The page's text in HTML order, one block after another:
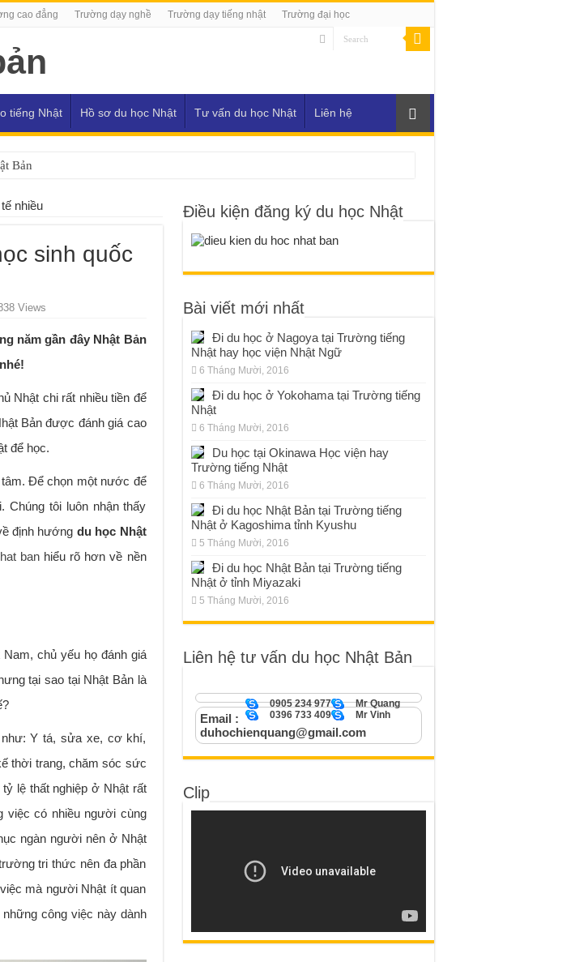
cao đẳng Trường dạy nghề Trường dạy tiếng nhật Trường đại học
tiếng Nhật Hồ sơ du học Nhật Tư vấn du học Nhật Liên hệ
Bản
nhiều
sinh quốc
Views
năm gần đây Nhật Bản
Nhật chi rất nhiều tiền để
Bản được đánh giá cao
để học.
tâm. Để chọn một nước để
Chúng tôi luôn nhận thấy
định hướng du học Nhật
ban hiểu rõ hơn về nền
chủ yếu họ đánh giá
tại sao tại Nhật Bản là
Y tá, sửa xe, cơ khí,
thời trang, chăm sóc sức
lệ thất nghiệp ở Nhật rất
việc có nhiều người cùng
ngàn người nên ở Nhật
tri thức nên đa phần
mà người Nhật ít quan
công việc này dành
Điều kiện đăng ký du học Nhật
Bài viết mới nhất
Đi du học ở Nagoya tại Trường tiếng
Nhật hay học viện Nhật Ngữ
6 Tháng Mười, 2016
Đi du học ở Yokohama tại Trường tiếng
Nhật
6 Tháng Mười, 2016
Du học tại Okinawa Học viện hay
Trường tiếng Nhật
6 Tháng Mười, 2016
Đi du học Nhật Bản tại Trường tiếng
Nhật ở Kagoshima tỉnh Kyushu
5 Tháng Mười, 2016
Đi du học Nhật Bản tại Trường tiếng
Nhật ở tỉnh Miyazaki
5 Tháng Mười, 2016
Liên hệ tư vấn du học Nhật Bản
Mr Quang
0905 234 977
Mr Vinh
0396 733 409
Email :
duhochienquang@gmail.com
Clip